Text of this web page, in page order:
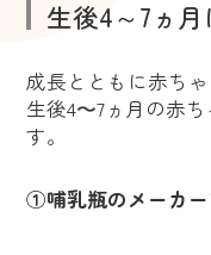
生後4～7ヵ
成長とともに赤ち
生後4〜7ヵ月の赤
す。
①哺乳瓶のメーカー